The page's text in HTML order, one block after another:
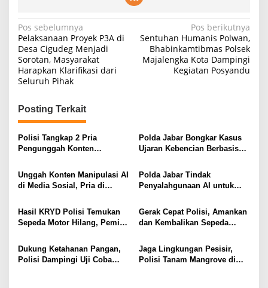
Navigasi
pos
Pos sebelumnya
Pelaksanaan Proyek P3A di
Desa Cigudeg Menjadi
Sorotan, Masyarakat
Harapkan Klarifikasi dari
Seluruh Pihak
Pos berikutnya
Sentuhan Humanis Polwan,
Bhabinkamtibmas Polsek
Majalengka Kota Dampingi
Kegiatan Posyandu
Posting Terkait
Polisi Tangkap 2 Pria
Pengunggah Konten
Palsu Soal Pemerintah di
Threads
Polda Jabar Bongkar Kasus
Ujaran Kebencian Berbasis
dan Finansial
Unggah Konten Manipulasi AI
di Media Sosial, Pria di
Penjara
Polda Jabar Tindak
Penyalahgunaan AI untuk
Gandeng 4 Ahli
Hasil KRYD Polisi Temukan
Sepeda Motor Hilang, Pemilik
Terima Kasih kepada Polri
Gerak Cepat Polisi, Amankan
dan Kembalikan Sepeda
Sempat Hilang
Dukung Ketahanan Pangan,
Polisi Dampingi Uji Coba
Jaga Lingkungan Pesisir,
Polisi Tanam Mangrove di